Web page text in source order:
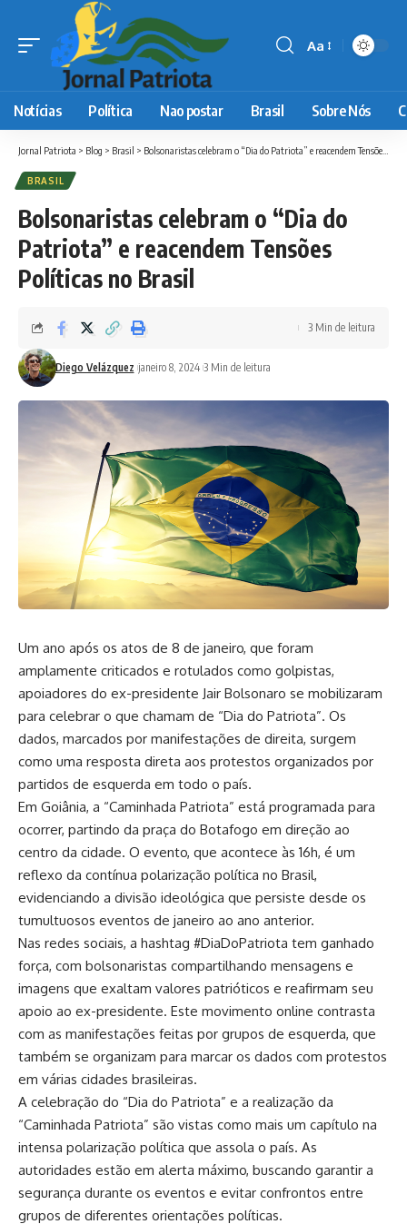
Font
Aa
Notícias Política Nao postar Brasil Sobre Nós
Jornal Patriota > Blog > Brasil > Bolsonaristas celebram o “Dia do Patriota” e reacendem Tensões Políticas no Brasil
BRASIL
Bolsonaristas celebram o “Dia do
Patriota” e reacendem Tensões
Políticas no Brasil
Diego Velázquez janeiro 8, 2024 3 Min de leitura
3 Min de leitura
Um ano após os atos de 8 de janeiro, que foram
amplamente criticados e rotulados como golpistas,
apoiadores do ex-presidente Jair Bolsonaro se mobilizaram
para celebrar o que chamam de “Dia do Patriota”. Os
dados, marcados por manifestações de direita, surgem
como uma resposta direta aos protestos organizados por
partidos de esquerda em todo o país.
Em Goiânia, a “Caminhada Patriota” está programada para
ocorrer, partindo da praça do Botafogo em direção ao
centro da cidade. O evento, que acontece às 16h, é um
reflexo da contínua polarização política no Brasil,
evidenciando a divisão ideológica que persiste desde os
tumultuosos eventos de janeiro ao ano anterior.
Nas redes sociais, a hashtag #DiaDoPatriota tem ganhado
força, com bolsonaristas compartilhando mensagens e
imagens que exaltam valores patrióticos e reafirmam seu
apoio ao ex-presidente. Este movimento online contrasta
com as manifestações feitas por grupos de esquerda, que
também se organizam para marcar os dados com protestos
em várias cidades brasileiras.
A celebração do “Dia do Patriota” e a realização da
“Caminhada Patriota” são vistas como mais um capítulo na
intensa polarização política que assola o país. As
autoridades estão em alerta máximo, buscando garantir a
segurança durante os eventos e evitar confrontos entre
grupos de diferentes orientações políticas.